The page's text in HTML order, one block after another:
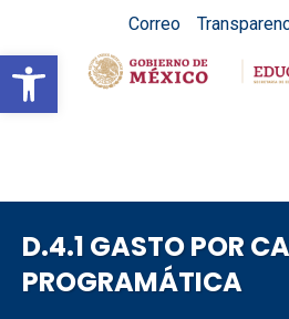
Abrir barra de
Correo
D.4.1 GASTO POR
PROGRAMÁTICA